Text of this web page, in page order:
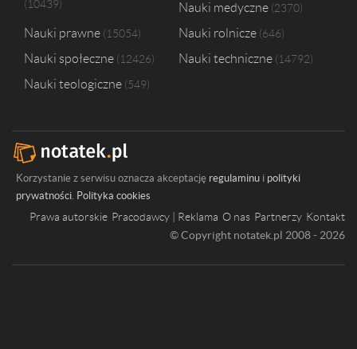
10439 Nauki medyczne 2370
Nauki prawne 15054 Nauki rolnicze 646
Nauki społeczne 12426 Nauki techniczne 14792
Nauki teologiczne 549
Korzystanie z serwisu oznacza akceptację regulaminu i polityki
prywatności Polityka cookies
Prawa autorskie Pracodawcy | Reklama O nas Partnerzy Kontakt
© Copyright notatek.pl 2008 - 2026